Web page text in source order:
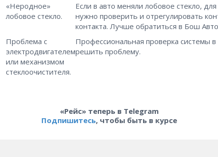
«Неродное»
лобовое стекло.
Если в авто меняли лобовое стекло,
нужно проверить и отрегулировать
контакта. Лучше обратиться в Бош
Проблема с
электродвигателем
или механизмом
стеклоочистителя.
Профессиональная проверка системы
решить проблему.
«Рейс» теперь в Telegram
Подпишитесь, чтобы быть в курсе